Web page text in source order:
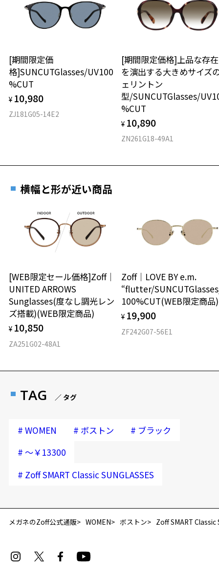
再入荷お知らせメールのお申し込み
ル】のご提示が無かった場合、レンズ代金の他に加工賃として3,300
円(税込)を頂戴いたしますので、予めご了承ください。
タイプ
材質
フロント素材：スーパーエンジニアリング・プラスチック
[期間限定価
格]SUNCUTGlasses/UV100
%CUT
¥ 10,980
ZJ181G05-14E2
[期間限定価格]上品な存
を演出する大きめサイズ
ェリントン
型/SUNCUTGlasses/
%CUT
¥ 10,890
ZN261G18-49A1
横幅と形が近い商品
[WEB限定セール価格]Zoff｜
UNITED ARROWS
Sunglasses(度なし調光レン
ズ搭載)(WEB限定商品)
¥ 10,850
ZA251G02-48A1
Zoff｜LOVE BY e.m.
“flutter/
100%CUT(WEB限定商品)
¥ 19,900
ZF242G07-56E1
TAG ／ タグ
# WOMEN # ボストン # ブラック
# ～￥13300
# Zoff SMART Classic SUNGLASSES
メガネのZoff公式通販 WOMEN ボストン Zoff SMART Classic